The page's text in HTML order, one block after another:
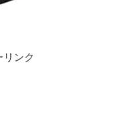
リンク